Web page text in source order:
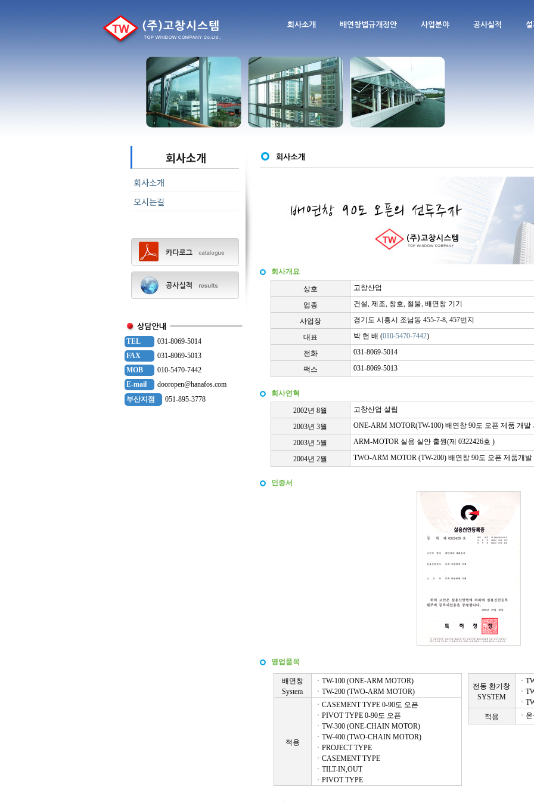
회사소개 배연창법규개정안 사업분야 공사실적
회사소개
회사소개
오시는길
TEL
031-8069-5014
FAX
031-8069-5013
MOB
010-5470-7442
E-mail
dooropen@hanafos.com
부산지점
051-895-3778
회사개요
상호 고창산업
업종 건설, 제조, 창호, 철물, 배연창 기기
사업장 경기도 시흥시 조남동 455-7-8, 457번지
대표 박 헌 배 (010-5470-7442)
전화 031-8069-5014
팩스 031-8069-5013
회사연혁
2002년 8월 고창산업 설립
2003년 3월 ONE-ARM MOTOR(TW-100) 배연창 90도 오픈 제품 개발
2003년 5월 ARM-MOTOR 실용 실안 출원(제 0322426호 )
2004년 2월 TWO-ARM MOTOR (TW-200) 배연창 90도 오픈 제품개발
인증서
영업품목
배연창
System
ㆍTW-100 (ONE-ARM MOTOR)
ㆍTW-200 (TWO-ARM MOTOR)
적용
ㆍCASEMENT TYPE 0-90도 오픈
ㆍPIVOT TYPE 0-90도 오픈
ㆍTW-300 (ONE-CHAIN MOTOR)
ㆍTW-400 (TWO-CHAIN MOTOR)
ㆍPROJECT TYPE
ㆍCASEMENT TYPE
ㆍTILT-IN,OUT
ㆍPIVOT TYPE
전동 환기창
SYSTEM
ㆍ
ㆍ
ㆍ
적용
ㆍ